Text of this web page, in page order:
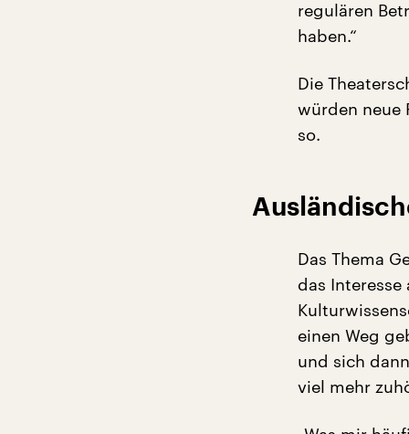
regulären
haben.“
Die
würden neue
so.
Das Thema
das
einen Weg
und sich
viel mehr